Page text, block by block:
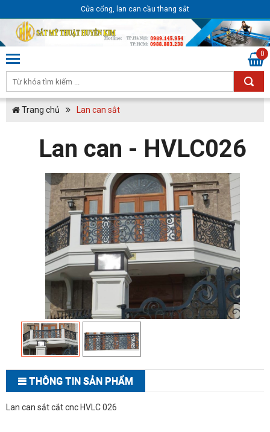
Cửa cổng, lan can cầu thang sắt
0
Trang chủ Lan can sắt
Lan can - HVLC026
THÔNG TIN SẢN PHẨM
Lan can sắt cắt cnc HVLC 026